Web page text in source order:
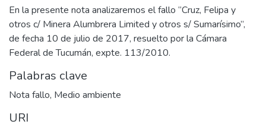
En la presente nota analizaremos el fallo “Cruz, Felipa y
otros c/ Minera Alumbrera Limited y otros s/ Sumarísimo”,
de fecha 10 de julio de 2017, resuelto por la Cámara
Federal de Tucumán, expte. 113/2010.
Palabras clave
Nota fallo, Medio ambiente
URI